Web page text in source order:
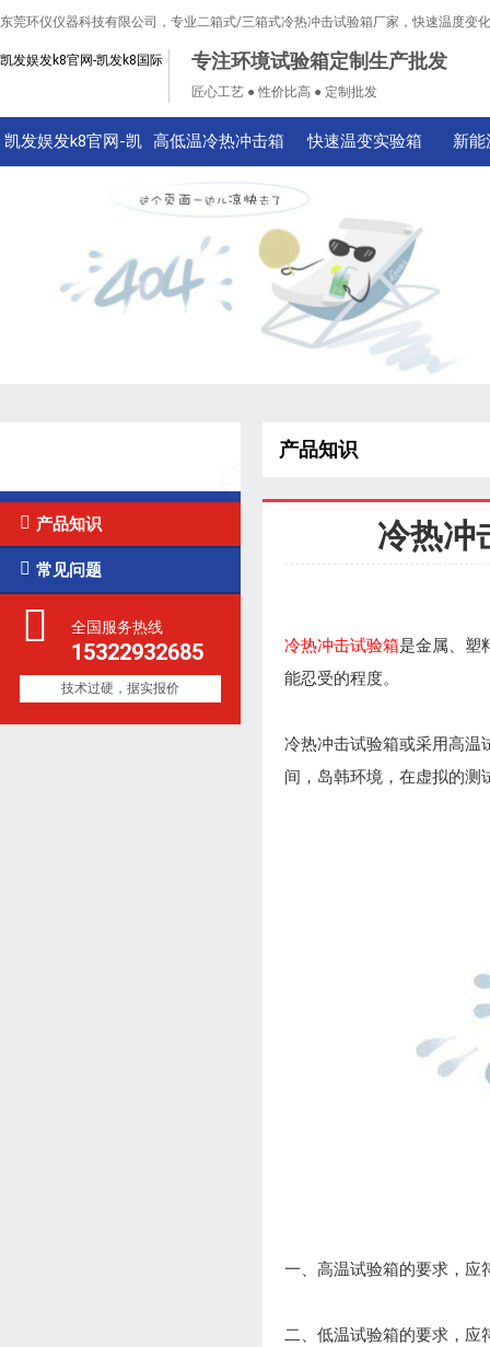
东莞环仪仪器科技有限公司，专业二箱式/三箱式冷热冲击试验箱厂家，快速温度变
凯发娱发k8官网-凯发k8国际 专注环境试验箱定制生产批发
匠心工艺 ● 性价比高 ● 定制批发
凯发娱发k8官网-凯 高低温冷热冲击箱 快速温变实验箱 新
 产品知识
 常见问题
全国服务热线
15322932685
技术过硬，据实报价
产品知识
冷热冲
冷热冲击试验箱是金属、塑
能忍受的程度。
冷热冲击试验箱或采用高温
间，岛韩环境，在虚拟的测
一、高温试验箱的要求，应
二、低温试验箱的要求，应